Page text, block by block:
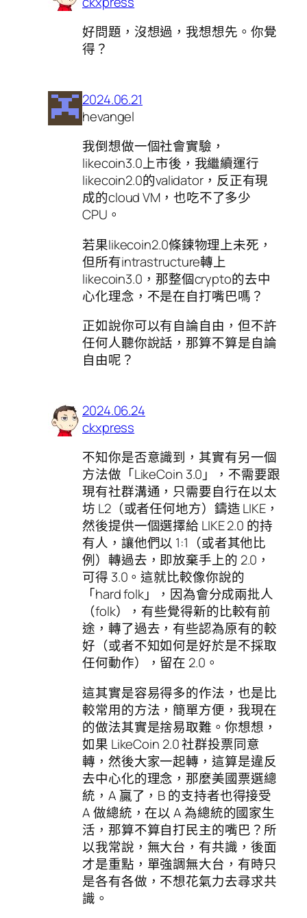
好問題，沒想過，我想想先。你覺
得？
2024.06.21
hevangel
我倒想做一個社會實驗，
likecoin3.0上市後，我繼續運行
likecoin2.0的validator，反正有現
成的cloud VM，也吃不了多少
CPU。
若果likecoin2.0條鍊物理上未死，
但所有intrastructure轉上
likecoin3.0，那整個crypto的去中
心化理念，不是在自打嘴巴嗎？
正如說你可以有自論自由，但不許
任何人聽你說話，那算不算是自論
自由呢？
2024.06.24
ckxpress
不知你是否意識到，其實有另一個
方法做「LikeCoin 3.0」，不需要跟
現有社群溝通，只需要自行在以太
坊 L2（或者任何地方）鑄造 LIKE，
然後提供一個選擇給 LIKE 2.0 的持
有人，讓他們以 1:1（或者其他比
例）轉過去，即放棄手上的 2.0，
可得 3.0。這就比較像你說的
「hard folk」，因為會分成兩批人
（folk），有些覺得新的比較有前
途，轉了過去，有些認為原有的較
好（或者不知如何是好於是不採取
任何動作），留在 2.0。
這其實是容易得多的作法，也是比
較常用的方法，簡單方便，我現在
的做法其實是捨易取難。你想想，
如果 LikeCoin 2.0 社群投票同意
轉，然後大家一起轉，這算是違反
去中心化的理念，那麼美國票選總
統，A 贏了，B 的支持者也得接受
A 做總統，在以 A 為總統的國家生
活，那算不算自打民主的嘴巴？所
以我常說，無大台，有共識，後面
才是重點，單強調無大台，有時只
是各有各做，不想花氣力去尋求共
識。